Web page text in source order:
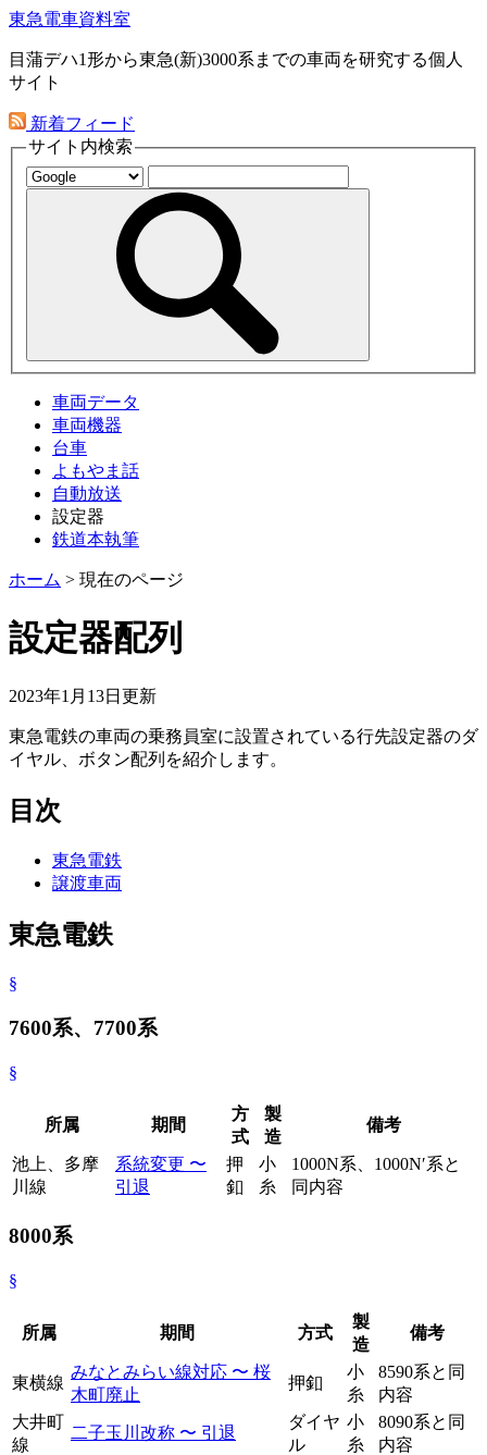
東急電車資料室
目蒲デハ1形から東急(新)3000系までの車両を研究する個人
サイト
新着フィード
サイト内検索
車両データ
車両機器
台車
よもやま話
自動放送
設定器
鉄道本執筆
ホーム > 現在のページ
設定器配列
2023年1月13日 更新
東急電鉄の車両の乗務員室に設置されている行先設定器のダ
イヤル、ボタン配列を紹介します。
目次
東急電鉄
譲渡車両
東急電鉄
§
7600系、7700系
§
所属 期間
方
式
製
造
備考
池上、多摩
川線
系統変更 〜
引退
押
釦
小
糸
1000N系、1000N′系と
同内容
8000系
§
所属 期間 方式
製
造
備考
東横線
みなとみらい線対応 〜 桜
木町廃止
押釦
小
糸
8590系と同
内容
大井町
線
二子玉川改称 〜 引退
ダイヤ
ル
小
糸
8090系と同
内容